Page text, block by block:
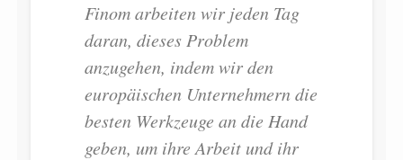
Finom arbeiten wir jeden Tag
daran, dieses Problem
anzugehen, indem wir den
europäischen Unternehmern die
besten Werkzeuge an die Hand
geben, um ihre Arbeit und ihr